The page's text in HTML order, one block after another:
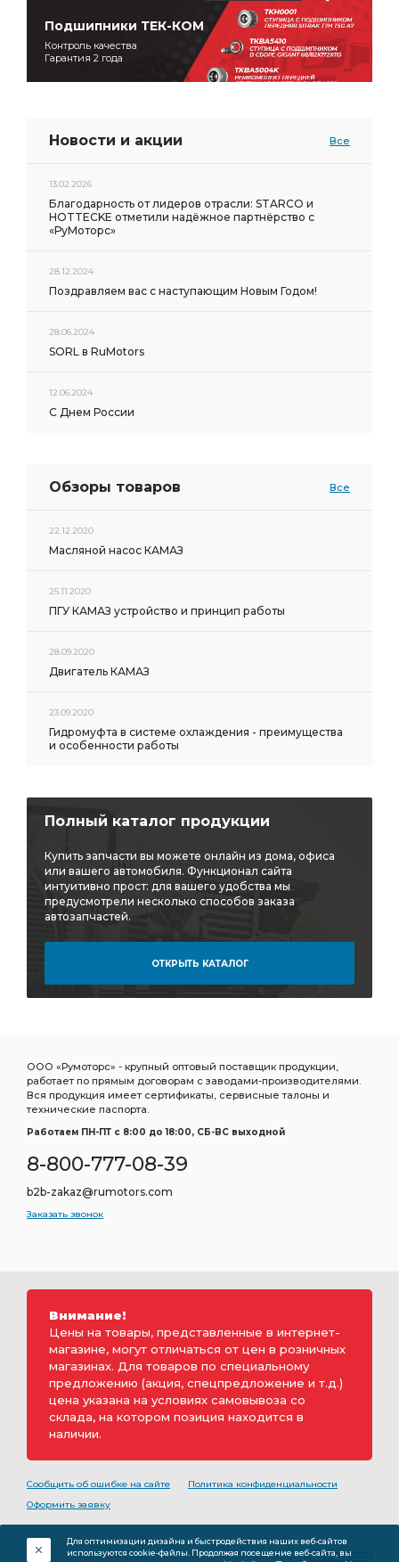
Подшипники ТЕК-КОМ
Контроль качества
Гарантия 2 года
Новости и акции Все
13.02.2026
Благодарность от лидеров отрасли: STARCO и
HOTTECKE отметили надёжное партнёрство с
«РуМоторс»
28.12.2024
Поздравляем вас с наступающим Новым Годом!
28.06.2024
SORL в RuMotors
12.06.2024
С Днем России
Обзоры товаров Все
22.12.2020
Масляной насос КАМАЗ
25.11.2020
ПГУ КАМАЗ устройство и принцип работы
28.09.2020
Двигатель КАМАЗ
23.09.2020
Гидромуфта в системе охлаждения - преимущества
и особенности работы
Полный каталог продукции
Купить запчасти вы можете онлайн из дома, офиса
или вашего автомобиля. Функционал сайта
интуитивно прост: для вашего удобства мы
предусмотрели несколько способов заказа
автозапчастей.
ОТКРЫТЬ КАТАЛОГ
ООО «Румоторс» - крупный оптовый поставщик продукции,
работает по прямым договорам с заводами-производителями.
Вся продукция имеет сертификаты, сервисные талоны и
технические паспорта.
Работаем ПН-ПТ c 8:00 до 18:00, СБ-ВС выходной
8-800-777-08-39
b2b-zakaz@rumotors.com
Заказать звонок
Внимание!
Цены на товары, представленные в интернет-
магазине, могут отличаться от цен в розничных
магазинах. Для товаров по специальному
предложению (акция, спецпредложение и т.д.)
цена указана на условиях самовывоза со
склада, на котором позиция находится в
наличии.
Сообщить об ошибке на сайте
Политика конфиденциальности
Оформить заявку
обозначением ООО «РуМоторс». Все права на
разработку принадлежат ООО «Румоторс». Не является
Для оптимизации дизайна и быстродействия наших веб-сайтов
используются cookie-файлы. Продолжая посещение веб-сайта, вы